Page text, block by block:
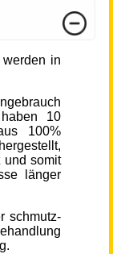
in
10
100%
und somit
länger
schmutz-